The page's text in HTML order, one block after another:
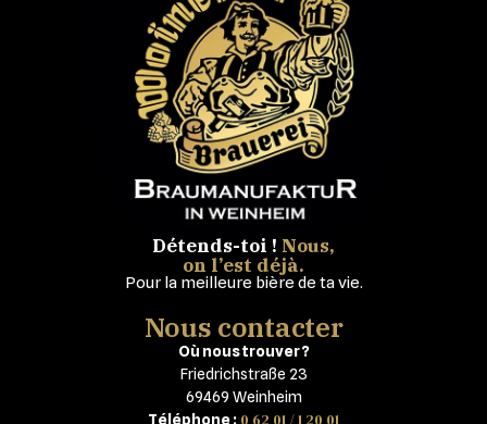
Détends-toi ! Nous,
on l’est déjà.
Pour la meilleure bière de ta vie.
Nous contacter
Où nous trouver ?
Friedrichstraße 23
69469 Weinheim
Téléphone :